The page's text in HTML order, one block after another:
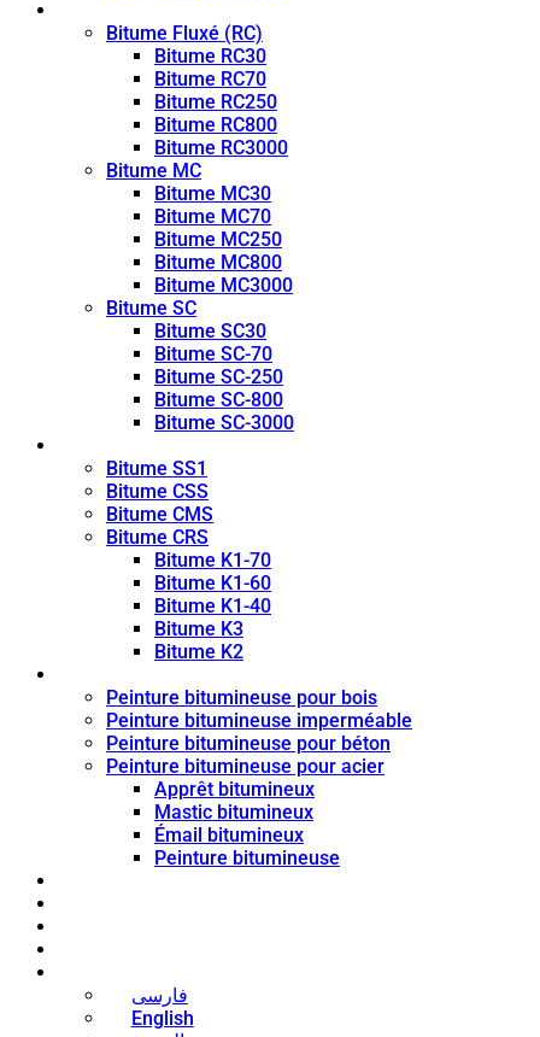
Bitume Fluxé (RC)
Bitume RC30
Bitume RC70
Bitume RC250
Bitume RC800
Bitume RC3000
Bitume MC
Bitume MC30
Bitume MC70
Bitume MC250
Bitume MC800
Bitume MC3000
Bitume SC
Bitume SC30
Bitume SC-70
Bitume SC-250
Bitume SC-800
Bitume SC-3000
Bitume SS1
Bitume CSS
Bitume CMS
Bitume CRS
Bitume K1-70
Bitume K1-60
Bitume K1-40
Bitume K3
Bitume K2
Peinture bitumineuse pour bois
Peinture bitumineuse imperméable
Peinture bitumineuse pour béton
Peinture bitumineuse pour acier
Apprêt bitumineux
Mastic bitumineux
Émail bitumineux
Peinture bitumineuse
فارسی
English